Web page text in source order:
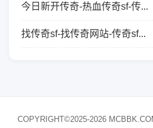
今日新开传奇-热血传奇sf-传...
找传奇sf-找传奇网站-传奇sf...
COPYRIGHT©2025-2026